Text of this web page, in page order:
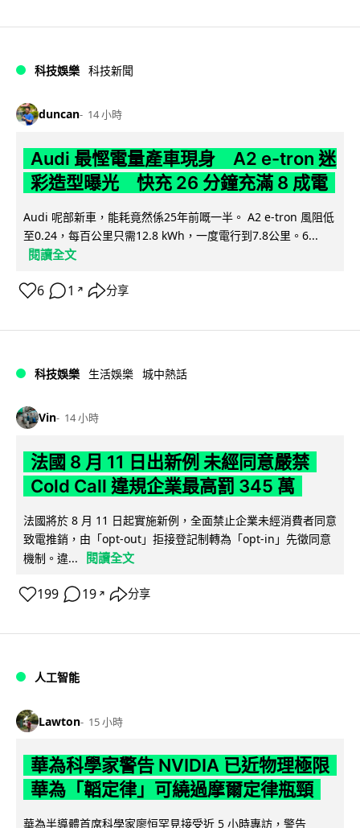
科技娛樂 科技新聞
duncan 14 小時
Audi 最慳電量產車現身 A2 e-tron 迷
彩造型曝光 快充 26 分鐘充滿 8 成電
Audi 呢部新車，能耗竟然係25年前嘅一半。 A2 e-tron 風阻低
至0.24，每百公里只需12.8 kWh，一度電行到7.8公里。6...
閱讀全文
6 1 ↗ 分享
科技娛樂 生活娛樂 城中熱話
Vin 14 小時
法國 8 月 11 日出新例 未經同意嚴禁
Cold Call 違規企業最高罰 345 萬
法國將於 8 月 11 日起實施新例，全面禁止企業未經消費者同意
致電推銷，由「opt-out」拒接登記制轉為「opt-in」先徵同意
機制。違...
閱讀全文
199 19 ↗ 分享
人工智能
Lawton 15 小時
華為科學家警告 NVIDIA 已近物理極限
華為「韜定律」可繞過摩爾定律瓶頸
華為半導體首席科學家廖恒罕見接受近 5 小時專訪，警告